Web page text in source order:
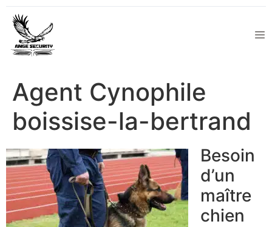
Agent Cynophile
boissise-la-bertrand
Besoin
d’un
maître
chien